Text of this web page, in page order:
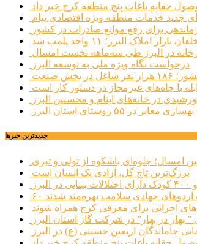
حقابه باغات پنج منطقه کرج خبر داد
جدید خدمات منطقه ویژه اقتصادی پیام
برای رفع موانع صادرات در کشور
املاک البرز؛ ۱۱ واحد پلمب شد
درخواست نگاه ویژه ملی به توسعه البرز
صنعت
با چاه‌های غیرمجاز در دستور کار است
در خانه‌های ایتام و محسنین البرز
در ۵۵ روستای استان البرز
جديدترين خبرها
امسال؛ جلوه‌ای باشکوه از تولی و تبری
بزرگ‌ترین تاج گل، آزادی یک انسان است
اردوهای جهادی سلامت بهره‌مند شدند
اجرایی برای معرفی کرج همراه شوند
” بهار در بهار” در شرکت گاز استان البرز
جاماندگان اربعین حسینی (ع) در البرز